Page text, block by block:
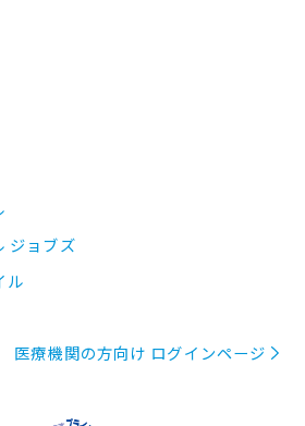
ジョブズ
ル
医療機関の方向け ログインページ